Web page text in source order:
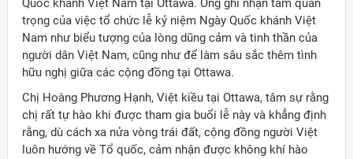
Quốc khánh Việt Nam tại Ottawa. Ông ghi nhận tầm quan
trọng của việc tổ chức lễ kỷ niệm Ngày Quốc khánh Việt
Nam như biểu tượng của lòng dũng cảm và tinh thần của
người dân Việt Nam, cũng như để làm sâu sắc thêm tình
hữu nghị giữa các cộng đồng tại Ottawa.
Chị Hoàng Phương Hạnh, Việt kiều tại Ottawa, tâm sự rằng
chị rất tự hào khi được tham gia buổi lễ này và khẳng định
rằng, dù cách xa nửa vòng trái đất, cộng đồng người Việt
luôn hướng về Tổ quốc, cảm nhận được không khí hào